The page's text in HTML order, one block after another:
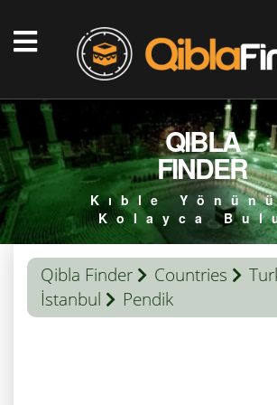
QIBLA
FINDER
Kıble
Kolayca
Qibla Finder Countries
İstanbul
Pendik